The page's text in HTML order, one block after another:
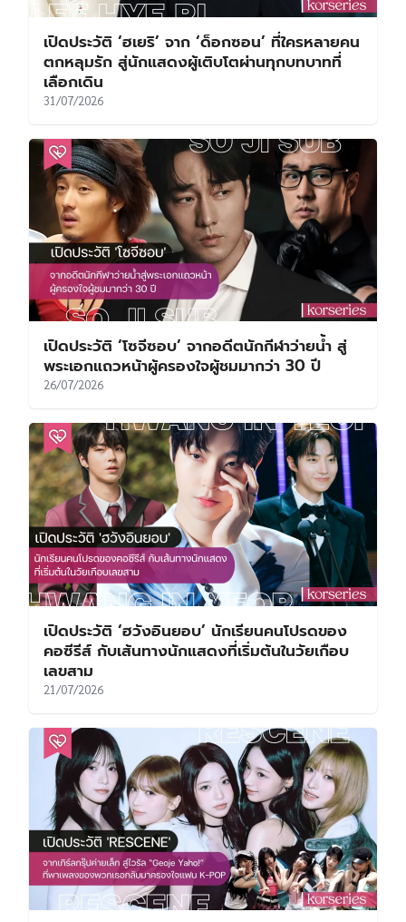
เปิดประวัติ ‘ฮเยริ’ จาก ‘ด็อกซอน’ ที่ใครหลายคน
ตกหลุมรัก สู่นักแสดงผู้เติบโตผ่านทุกบทบาทที่
เลือกเดิน
31/07/2026
เปิดประวัติ ‘โซจีซอบ’ จากอดีตนักกีฬาว่ายน้ำ สู่
พระเอกแถวหน้าผู้ครองใจผู้ชมมากว่า 30 ปี
26/07/2026
เปิดประวัติ ‘ฮวังอินยอบ’ นักเรียนคนโปรดของ
คอซีรีส์ กับเส้นทางนักแสดงที่เริ่มต้นในวัยเกือบ
เลขสาม
21/07/2026